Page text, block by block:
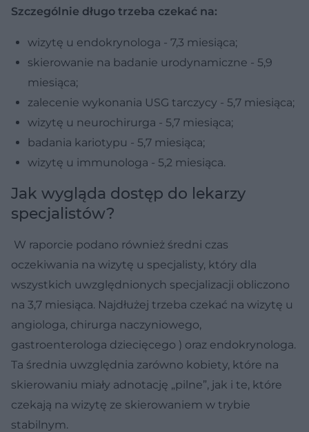
Szczególnie długo trzeba czekać na:
wizytę u endokrynologa - 7,3 miesiąca;
skierowanie na badanie urodynamiczne - 5,9
miesiąca;
zalecenie wykonania USG tarczycy - 5,7 miesiąca;
wizytę u neurochirurga - 5,7 miesiąca;
badania kariotypu - 5,7 miesiąca;
wizytę u immunologa - 5,2 miesiąca.
Jak wygląda dostęp do lekarzy
specjalistów?
W raporcie podano również średni czas
oczekiwania na wizytę u specjalisty, który dla
wszystkich uwzględnionych specjalizacji obliczono
na 3,7 miesiąca. Najdłużej trzeba czekać na wizytę u
angiologa, chirurga naczyniowego,
gastroenterologa dziecięcego ) oraz endokrynologa.
Ta średnia uwzględnia zarówno kobiety, które na
skierowaniu miały adnotację „pilne”, jak i te, które
czekają na wizytę ze skierowaniem w trybie
stabilnym.